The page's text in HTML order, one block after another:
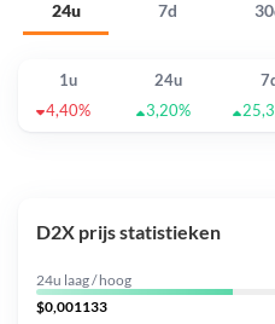
24u 7d
1u 24u
4,40%
3,20%
D2X prijs statistieken
24u laag / hoog
$0,001133